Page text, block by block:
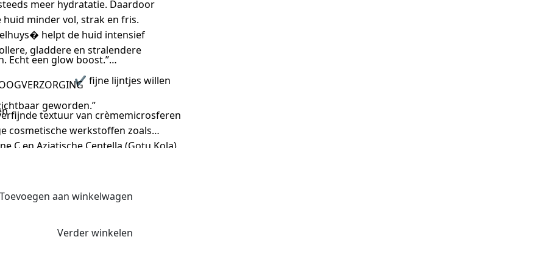
meer hydratatie. Daardoor
minder vol, strak en fris.
helpt de huid intensief
gladdere en stralendere
✔️ fijne lijntjes willen
Echt een glow boost.”
geworden.”
uit.”
dag gehydrateerd.”
textuur van crèmemicrosferen
cosmetische werkstoffen zoals
C en Aziatische Centella (Gotu Kola)
en antioxiderende
Toevoegen aan winkelwagen
Verder winkelen